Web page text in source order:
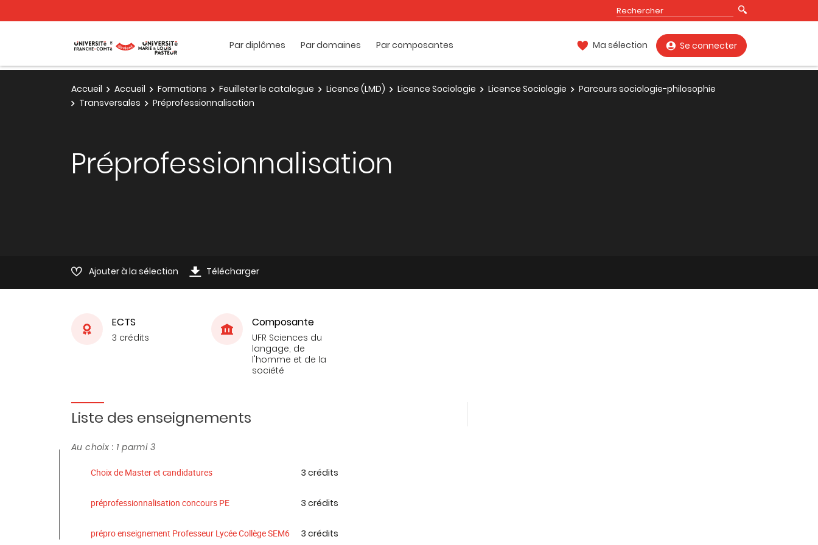
Par diplômes Par domaines Par composantes Ma sélection Se connecter
Accueil Accueil Formations Feuilleter le catalogue Licence (LMD) Licence Sociologie Licence Sociologie
Parcours sociologie-philosophie
Transversales
Préprofessionnalisation
Préprofessionnalisation
Ajouter à la sélection Télécharger
ECTS
3 crédits
Composante
UFR Sciences du
langage, de
l'homme et de la
société
Liste des enseignements
Au choix : 1 parmi 3
Choix de Master et candidatures 3 crédits
préprofessionnalisation concours PE 3 crédits
prépro enseignement Professeur Lycée Collège SEM6 3 crédits